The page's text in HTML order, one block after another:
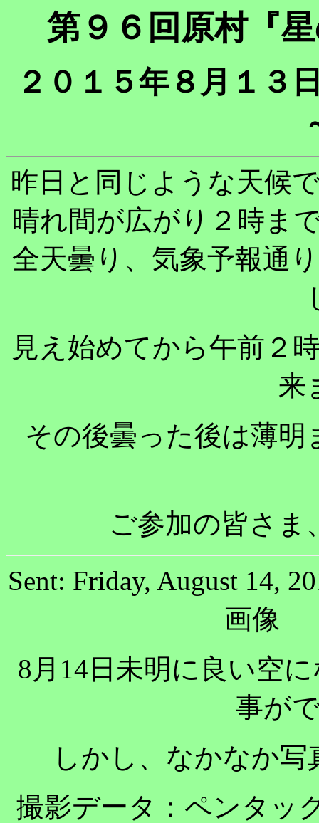
第９６回原村『
２０１５年８月１
昨日と同じような天候
晴れ間が広がり２時ま
全天曇り、気象予報通
見え始めてから午前２
来
その後曇った後は薄
ご参加の皆さま
Sent: Friday, August
画
8月14日未明に良い空
事が
しかし、なかなか
撮影データ：ペンタ